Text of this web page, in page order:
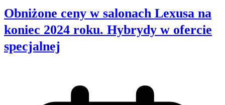
Obniżone ceny w salonach Lexusa na
koniec 2024 roku. Hybrydy w ofercie
specjalnej